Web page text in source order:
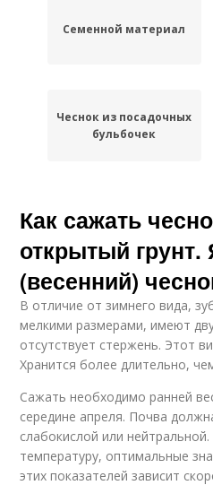
Семенной материал
Чеснок из посадочных
бульбочек
Как сажать
открытый грунт.
(весенний)
В отличие от зимнего вида,
мелкими размерами, имеют
отсутствует стержень. Этот
Хранится более длительно,
Сажать необходимо ранней
середине апреля. Почва
слабокислой или
температуру, оптимальные
этих показателей зависит